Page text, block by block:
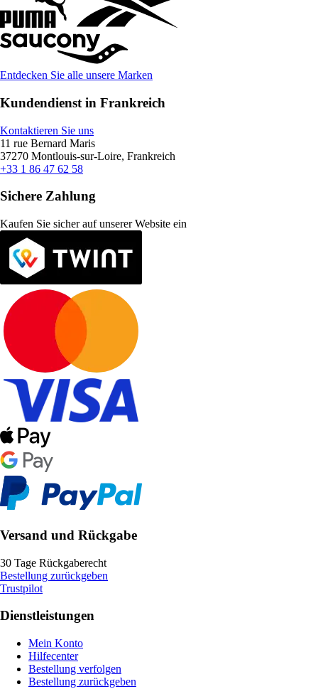
Entdecken Sie alle unsere Marken
Kundendienst in Frankreich
Kontaktieren Sie uns
11 rue Bernard Maris
37270 Montlouis-sur-Loire, Frankreich
+33 1 86 47 62 58
Sichere Zahlung
Kaufen Sie sicher auf unserer Website ein
Versand und Rückgabe
30 Tage Rückgaberecht
Bestellung zurückgeben
Trustpilot
Dienstleistungen
Mein Konto
Hilfecenter
Bestellung verfolgen
Bestellung zurückgeben